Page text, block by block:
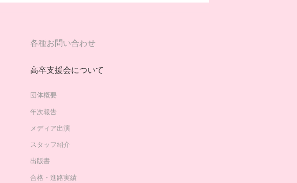
各種お問い合わせ
高卒支援会について
団体概要
年次報告
メディア出演
スタッフ紹介
出版書
合格・進路実績